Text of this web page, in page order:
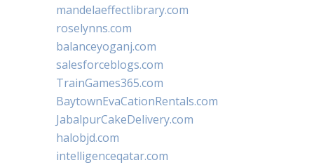
mandelaeffectlibrary.com
roselynns.com
balanceyoganj.com
salesforceblogs.com
TrainGames365.com
BaytownEvaCationRentals.com
JabalpurCakeDelivery.com
halobjd.com
intelligenceqatar.com